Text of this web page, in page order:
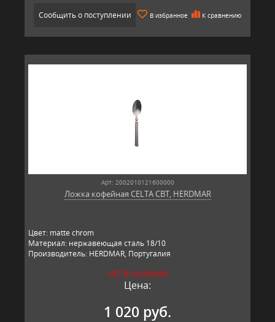
Сообщить о поступлении В избранное К сравнению
Арт: 2002010121600000
Ложка кофейная CELTA CBT, HERDMAR
Цвет: matte chrom
Материал: нержавеющая сталь 18/10
Производитель: HERDMAR, Португалия
НЕТ В НАЛИЧИИ
Цена:
1 020 руб.